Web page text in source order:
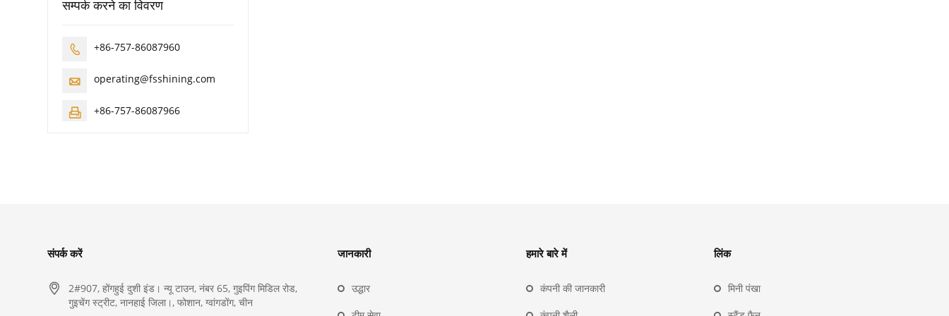
सम्पर्क करने का विवरण
 +86-757-86087960
 operating@fsshining.com
 +86-757-86087966
संपर्क करें

2#907, होंगहुई दुशी इंड। न्यू टाउन, नंबर 65, गुइपिंग मिडिल रोड,
गुइचेंग स्ट्रीट, नानहाई जिला।, फोशान, ग्वांगडोंग, चीन
जानकारी
उद्धार
हमारे बारे में
कंपनी की जानकारी
लिंक
मिनी पंखा